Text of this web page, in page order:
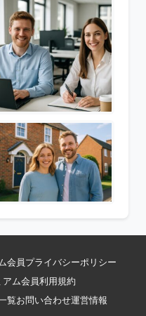
会員 プライバシーポリシー
アム会員利用規約
覧お問い合わせ運営情報